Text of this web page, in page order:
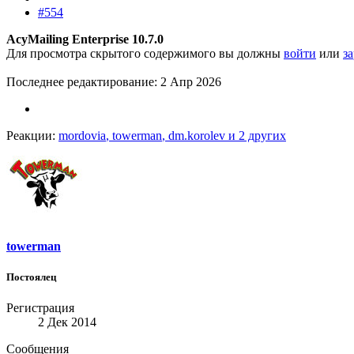
#554
AcyMailing Enterprise 10.7.0
Для просмотра скрытого содержимого вы должны войти или
Последнее редактирование: 2 Апр 2026
Реакции: mordovia, towerman, dm.korolev и 2 других
towerman
Постоялец
Регистрация
2 Дек 2014
Сообщения